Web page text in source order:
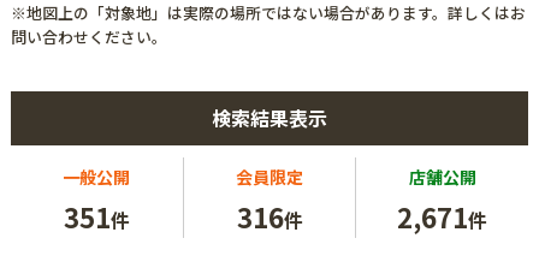
※地図上の「対象地」は実際の場所ではない場合があります。詳しくはお
問い合わせください。
検索結果表示
一般公開
351件
会員限定
316件
店舗公開
2,671件